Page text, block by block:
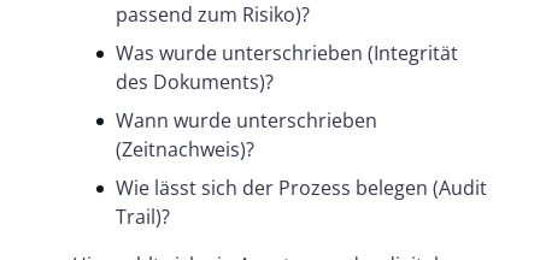
passend zum Risiko)?
Was wurde unterschrieben (Integrität
des Dokuments)?
Wann wurde unterschrieben
(Zeitnachweis)?
Wie lässt sich der Prozess belegen (Audit
Trail)?